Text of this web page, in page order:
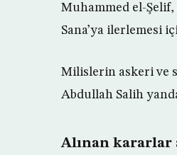
Muhammed el-
Sana’ya ilerlemesi
Milislerin askeri ve
Abdullah Salih
Alınan kararlar